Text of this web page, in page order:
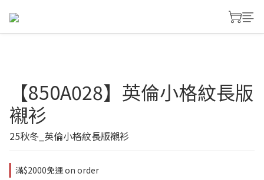
【850A028】英倫小格紋長版
襯衫
25秋冬_英倫小格紋長版襯衫
滿$2000免運 on order